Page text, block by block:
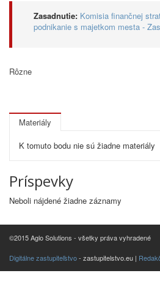
Zasadnutie: Komisia finančnej
podnikanie s majetkom mesta -
Rôzne
Materiály
K tomuto bodu nie sú žiadne materiály
Príspevky
Neboli nájdené žiadne záznamy
©2015 Aglo Solutions - všetky práva vyhradené
Digitálne zastupiteľstvo- zastupitelstvo.eu |